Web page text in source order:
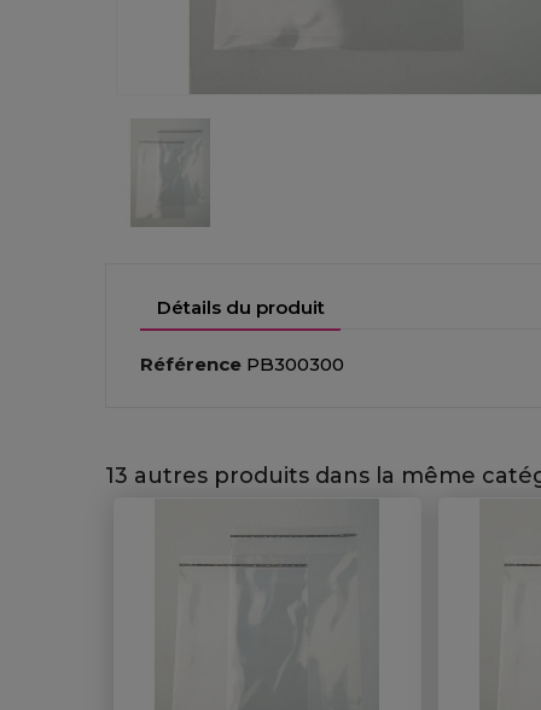
Détails du produit
Référence PB300300
13 autres produits dans la même